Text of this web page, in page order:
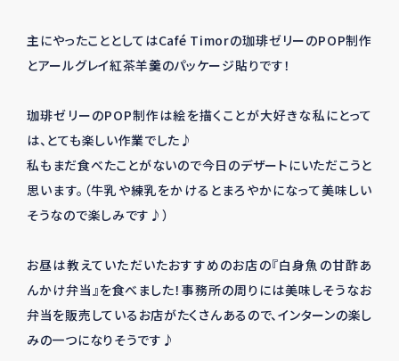
主にやったこととしてはCafé Timorの珈琲ゼリーのPOP制作
とアールグレイ紅茶羊羹のパッケージ貼りです！
珈琲ゼリーのPOP制作は絵を描くことが大好きな私にとって
は、とても楽しい作業でした♪
私もまだ食べたことがないので今日のデザートにいただこうと
思います。（牛乳や練乳をかけるとまろやかになって美味しい
そうなので楽しみです♪）
お昼は教えていただいたおすすめのお店の『白身魚の甘酢あ
んかけ弁当』を食べました！事務所の周りには美味しそうなお
弁当を販売しているお店がたくさんあるので、インターンの楽し
みの一つになりそうです♪